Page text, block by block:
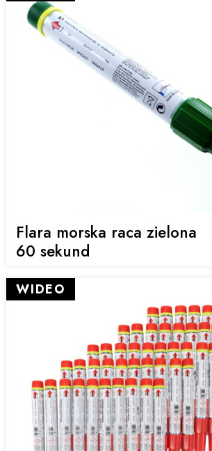
Flara morska raca zielona
60 sekund
WIDEO